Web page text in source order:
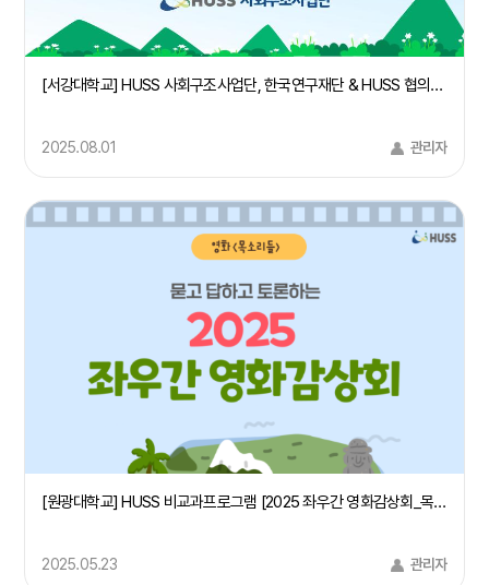
[서강대학교] HUSS 사회구조사업단, 한국연구재단 & HUSS 협의회 주관 "HUSS 융합 아카데미 IN 경주" 사회구조 컨소시엄 주관대학 서강대학교 참여
2025.08.01 관리자
[원광대학교] HUSS 비교과프로그램 [2025 좌우간 영화감상회_목소리들]
2025.05.23 관리자